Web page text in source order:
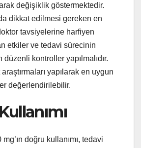
değişiklik göstermektedir.
dikkat edilmesi gereken en
tavsiyelerine harfiyen
etkiler ve tedavi sürecinin
düzenli kontroller yapılmalıdır.
yapılarak en uygun
değerlendirilebilir.
doğru kullanımı, tedavi